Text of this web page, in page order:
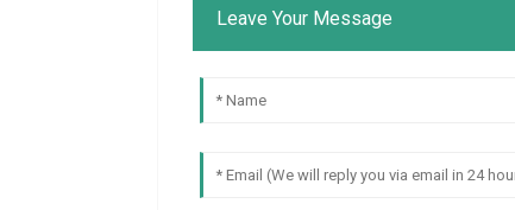
Leave Your Message